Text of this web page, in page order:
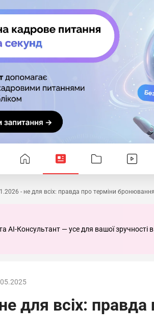
- не для всіх: правда про терміни бронювання
AI-Консультант — усе для вашої зручності
для всіх: